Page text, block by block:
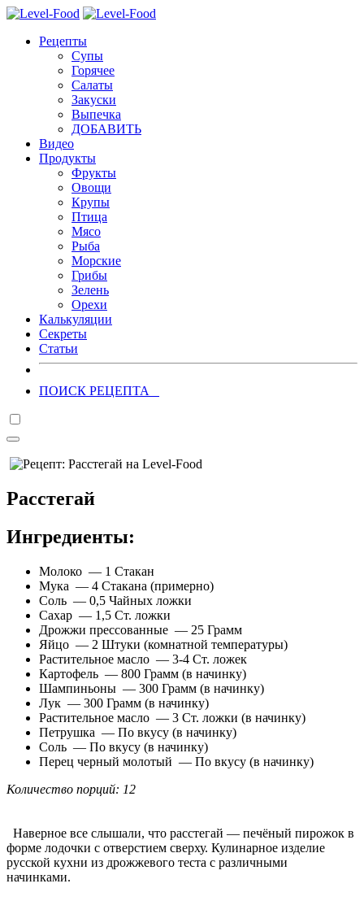
Рецепты
Супы
Горячее
Салаты
Закуски
Выпечка
ДОБАВИТЬ
Видео
Продукты
Фрукты
Овощи
Крупы
Птица
Мясо
Рыба
Морские
Грибы
Зелень
Орехи
Калькуляции
Секреты
Статьи
ПОИСК РЕЦЕПТА
Расстегай
Ингредиенты:
Молоко — 1 Стакан
Мука — 4 Стакана (примерно)
Соль — 0,5 Чайных ложки
Сахар — 1,5 Ст. ложки
Дрожжи прессованные — 25 Грамм
Яйцо — 2 Штуки (комнатной температуры)
Растительное масло — 3-4 Ст. ложек
Картофель — 800 Грамм (в начинку)
Шампиньоны — 300 Грамм (в начинку)
Лук — 300 Грамм (в начинку)
Растительное масло — 3 Ст. ложки (в начинку)
Петрушка — По вкусу (в начинку)
Соль — По вкусу (в начинку)
Перец черный молотый — По вкусу (в начинку)
Количество порций: 12
Наверное все слышали, что расстегай — печёный пирожок в
форме лодочки с отверстием сверху. Кулинарное изделие
русской кухни из дрожжевого теста с различными
начинками.